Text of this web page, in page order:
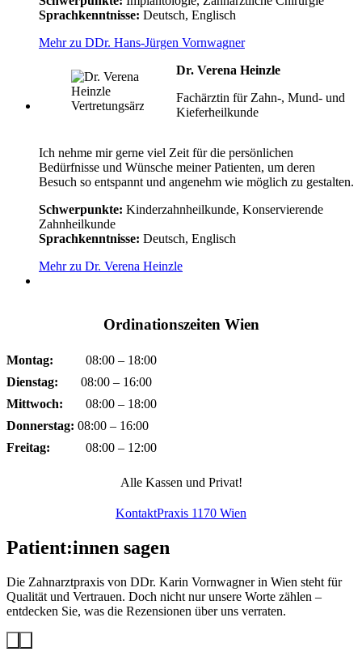
Sprachkenntnisse: Deutsch, Englisch
Mehr zu DDr. Hans-Jürgen Vornwagner
Dr. Verena Heinzle
Fachärztin für Zahn-, Mund- und
Kieferheilkunde
Ich nehme mir gerne viel Zeit für die persönlichen
Bedürfnisse und Wünsche meiner Patienten, um deren
Besuch so entspannt und angenehm wie möglich zu gestalten.
Schwerpunkte: Kinderzahnheilkunde, Konservierende
Zahnheilkunde
Sprachkenntnisse: Deutsch, Englisch
Mehr zu Dr. Verena Heinzle
Ordinationszeiten Wien
Montag: 08:00 – 18:00
Dienstag: 08:00 – 16:00
Mittwoch: 08:00 – 18:00
Donnerstag: 08:00 – 16:00
Freitag: 08:00 – 12:00
Alle Kassen und Privat!
KontaktPraxis 1170 Wien
Patient:innen sagen
Die Zahnarztpraxis von DDr. Karin Vornwagner in Wien steht für
Qualität und Vertrauen. Doch nicht nur unsere Worte zählen –
entdecken Sie, was die Rezensionen über uns verraten.